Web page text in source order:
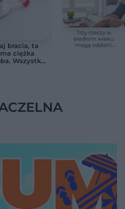
bracia, ta
ciężka
Wszystko
Trzy rzeczy w
średnim wieku
mogą oddalić